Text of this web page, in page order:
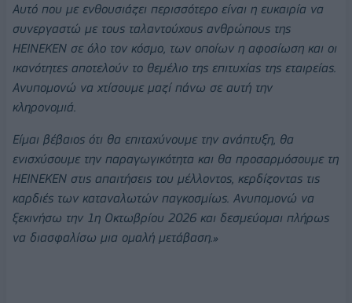
Αυτό που με ενθουσιάζει περισσότερο είναι η ευκαιρία να
συνεργαστώ με τους ταλαντούχους ανθρώπους της
HEINEKEN σε όλο τον κόσμο, των οποίων η αφοσίωση και οι
ικανότητες αποτελούν το θεμέλιο της επιτυχίας της εταιρείας.
Ανυπομονώ να χτίσουμε μαζί πάνω σε αυτή την
κληρονομιά.
Είμαι βέβαιος ότι θα επιταχύνουμε την ανάπτυξη, θα
ενισχύσουμε την παραγωγικότητα και θα προσαρμόσουμε τη
HEINEKEN στις απαιτήσεις του μέλλοντος, κερδίζοντας τις
καρδιές των καταναλωτών παγκοσμίως. Ανυπομονώ να
ξεκινήσω την 1η Οκτωβρίου 2026 και δεσμεύομαι πλήρως
να διασφαλίσω μια ομαλή μετάβαση.»